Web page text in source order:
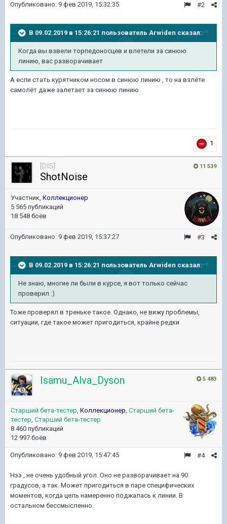
#2
Опубликовано: 9 фев 2019, 15:32:35
В 09.02.2019 в 15:26:21 пользователь Arwiden сказал:
Когда вы взвели торпедоносцев и влетели за синюю
линию, вас разворачивает
А если стать курятником носом в синюю линию , то на взлёте
самолёт даже залетает за синюю линию
1
11 539
[DIS]
ShotNoise
Участник, Коллекционер
5 565 публикаций
18 548 боёв
#3
Опубликовано: 9 фев 2019, 15:37:27
В 09.02.2019 в 15:26:21 пользователь Arwiden сказал:
Не знаю, многие ли были в курсе, я вот только сейчас
проверил :)
Тоже проверял в треньке такое. Однако, не вижу проблемы,
ситуации, где такое может пригодиться, крайне редки
5 483
Isamu_Alva_Dyson
Старший бета-тестер, Коллекционер, Старший бета-
тестер, Старший бета-тестер
8 460 публикаций
12 997 боёв
#4
Опубликовано: 9 фев 2019, 15:47:45
Нээ , не очень удобный угол. Оно не разворачивает на 90
градусов, а так. Может пригодиться в паре специфических
моментов, когда цель намеренно поджалась к линии. В
остальном бессмысленно.